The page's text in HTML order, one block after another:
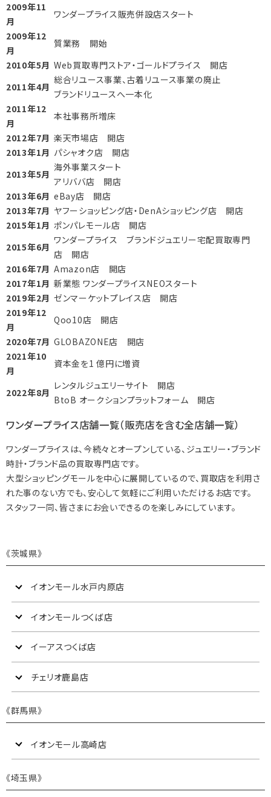
2009年11
月
ワンダープライス販売併設店スタート
2009年12
月
質業務 開始
2010年5月 Web買取専門ストア・ゴールドプライス 開店
2011年4月
総合リユース事業、古着リユース事業の廃止
ブランドリユースへ一本化
2011年12
月
本社事務所増床
2012年7月 楽天市場店 開店
2013年1月 パシャオク店 開店
2013年5月
海外事業スタート
アリババ店 開店
2013年6月 eBay店 開店
2013年7月 ヤフーショッピング店・DenAショッピング店 開店
2015年1月 ポンパレモール店 開店
2015年6月
ワンダープライス ブランドジュエリー宅配買取専門
店 開店
2016年7月 Amazon店 開店
2017年1月 新業態 ワンダープライスNEOスタート
2019年2月 ゼンマーケットプレイス店 開店
2019年12
月
Qoo10店 開店
2020年7月 GLOBAZONE店 開店
2021年10
月
資本金を1 億円に増資
2022年8月
レンタルジュエリーサイト 開店
BtoB オークションプラットフォーム 開店
ワンダープライス店舗一覧（販売店を含む全店舗一覧）
ワンダープライスは、今続々とオープンしている、ジュエリー・ブランド
時計・ブランド品の買取専門店です。
大型ショッピングモールを中心に展開しているので、買取店を利用さ
れた事のない方でも、安心して気軽にご利用いただけるお店です。
スタッフ一同、皆さまにお会いできるのを楽しみにしています。
《茨城県》
イオンモール水戸内原店
イオンモールつくば店
イーアスつくば店
チェリオ鹿島店
《群馬県》
イオンモール高崎店
《埼玉県》